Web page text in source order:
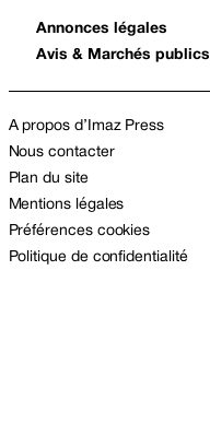
Annonces légales
Avis & Marchés publics
A propos d’Imaz Press
Nous contacter
Plan du site
Mentions légales
Préférences cookies
Politique de confidentialité